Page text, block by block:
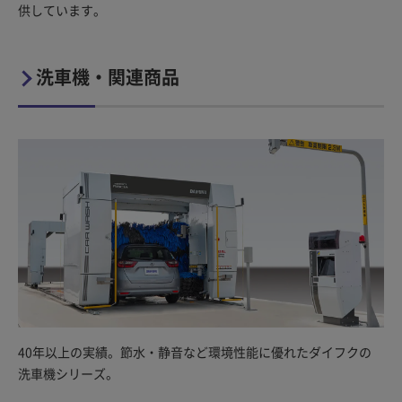
供しています。
洗車機・関連商品
40年以上の実績。節水・静音など環境性能に優れたダイフクの
洗車機シリーズ。